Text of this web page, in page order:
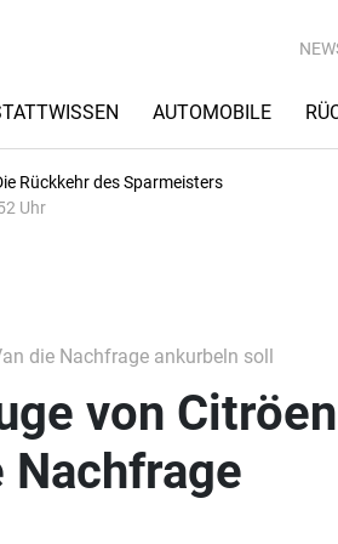
AUTOMOBILE
Rückkehr des Sparmeisters
Uhr
die Nachfrage ankurbeln soll
von
Nachfrage